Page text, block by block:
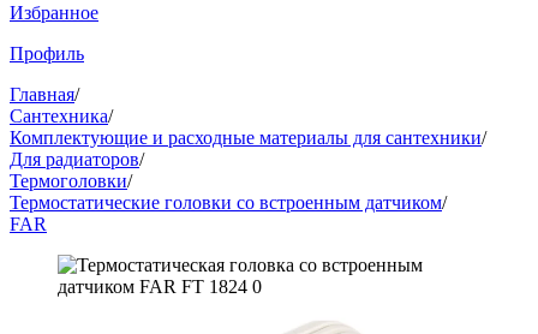
Избранное
Профиль
Главная/
Сантехника/
Комплектующие и расходные материалы для сантехники/
Для радиаторов/
Термоголовки/
Термостатические головки со встроенным датчиком/
FAR